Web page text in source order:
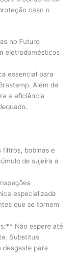
caso o
no Futuro
eletrodomésticos
essencial para
Além de
a eficiência
bobinas e
de sujeira e
especializada
que se tornem
Não espere até
Substitua
desgaste para